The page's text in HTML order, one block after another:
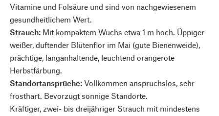
Vitamine und Folsäure und sind von nachgewiesenem
gesundheitlichem Wert.
Strauch: Mit kompaktem Wuchs etwa 1 m hoch. Üppiger
weißer, duftender Blütenflor im Mai (gute Bienenweide),
prächtige, langanhaltende, leuchtend orangerote
Herbstfärbung.
Standortansprüche: Vollkommen anspruchslos, sehr
frosthart. Bevorzugt sonnige Standorte.
Kräftiger, zwei- bis dreijähriger Strauch mit mindestens